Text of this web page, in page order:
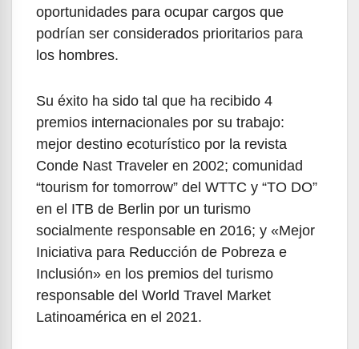
oportunidades para ocupar cargos que
podrían ser considerados prioritarios para
los hombres.
Su éxito ha sido tal que ha recibido 4
premios internacionales por su trabajo:
mejor destino ecoturístico por la revista
Conde Nast Traveler en 2002; comunidad
“tourism for tomorrow” del WTTC y “TO DO”
en el ITB de Berlin por un turismo
socialmente responsable en 2016; y «Mejor
Iniciativa para Reducción de Pobreza e
Inclusión» en los premios del turismo
responsable del World Travel Market
Latinoamérica en el 2021.